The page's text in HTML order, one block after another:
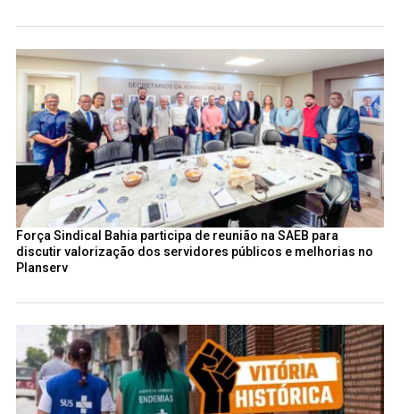
Força Sindical Bahia participa de reunião na SAEB para
discutir valorização dos servidores públicos e melhorias no
Planserv